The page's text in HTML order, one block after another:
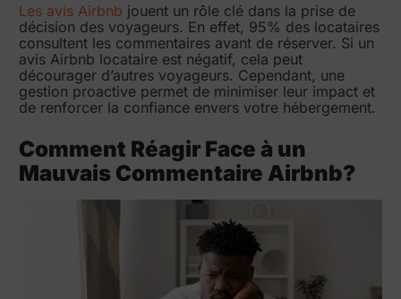
Les avis Airbnb jouent un rôle clé dans la prise de
décision des voyageurs. En effet, 95% des locataires
consultent les commentaires avant de réserver. Si un
avis Airbnb locataire est négatif, cela peut
décourager d’autres voyageurs. Cependant, une
gestion proactive permet de minimiser leur impact et
de renforcer la confiance envers votre hébergement.
Comment Réagir Face à un
Mauvais Commentaire Airbnb?